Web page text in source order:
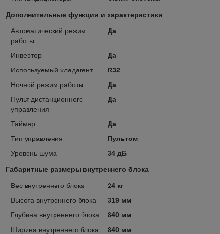
Дополнительные функции и характеристики
Автоматический режим
работы
Да
Инвертор
Да
Используемый хладагент
R32
Ночной режим работы
Да
Пульт дистанционного
управления
Да
Таймер
Да
Тип управления
Пультом
Уровень шума
34 дБ
Габаритные размеры внутреннего блока
Вес внутреннего блока
24 кг
Высота внутреннего блока
319 мм
Глубина внутреннего блока
840 мм
Ширина внутреннего блока
840 мм